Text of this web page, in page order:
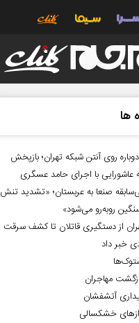
ها
روی آنتن شبکه تهران؛ بازپخش
عاشورایی با اجرای حامد عسگری
صنعا به عربستان؛ «تشدید تنش
روبه‌رو می‌شود»
از دستگیری قاتلان تا کشف سرقت
مهاجران
آتشفشان
خشکسالی